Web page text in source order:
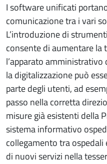
I software unificati
comunicazione tra i vari
L’introduzione di
consente di aumentare la
l’apparato amministrativo
la digitalizzazione può
parte degli utenti, ad
passo nella corretta
misure già esistenti della
sistema informativo
collegamento tra
di nuovi servizi nella